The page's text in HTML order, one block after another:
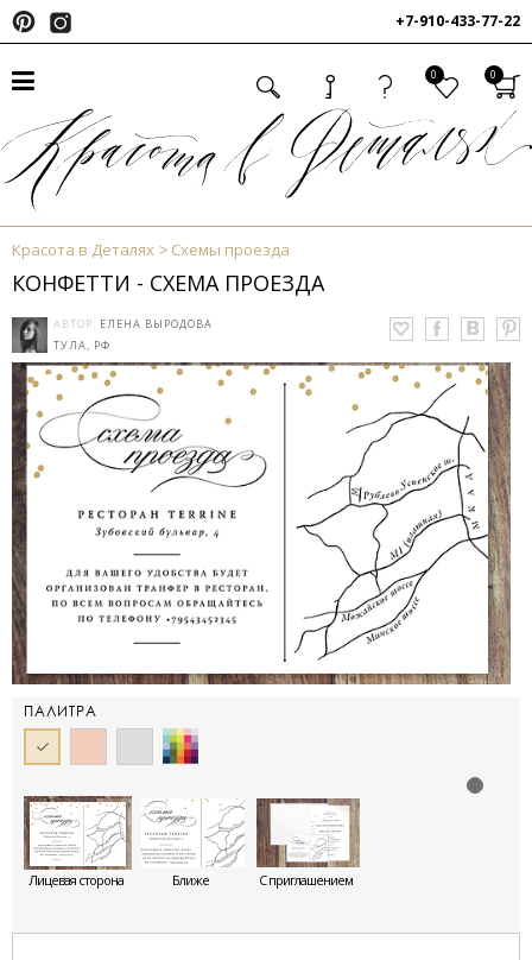
+7-910-433-77-22
0 0
Красота в Деталях Схемы проезда
КОНФЕТТИ - СХЕМА ПРОЕЗДА
АВТОР: ЕЛЕНА ВЫРОДОВА
ТУЛА, РФ
ПАЛИТРА
Лицевая сторона Ближе С приглашением